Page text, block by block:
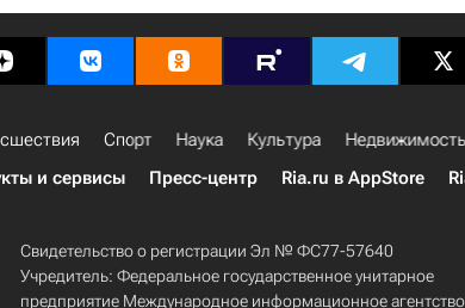
Спорт Наука Культура Недвижимость
и сервисы Пресс-центр Ria.ru в AppStore
Свидетельство о регистрации Эл № ФС77-57640
Учредитель: Федеральное государственное унитарное
предприятие Международное информационное агентство